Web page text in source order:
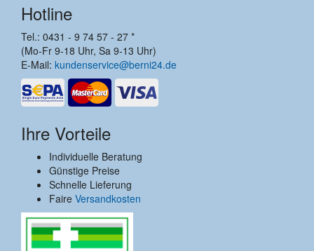
Hotline
Tel.: 0431 - 9 74 57 - 27 *
(Mo-Fr 9-18 Uhr, Sa 9-13 Uhr)
E-Mail: kundenservice@berni24.de
Ihre Vorteile
Individuelle Beratung
Günstige Preise
Schnelle Lieferung
Faire Versandkosten